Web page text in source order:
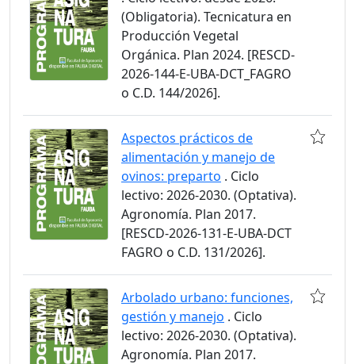
(Obligatoria). Tecnicatura en
Producción Vegetal
Orgánica. Plan 2024. [RESCD-
2026-144-E-UBA-DCT_FAGRO
o C.D. 144/2026].
Aspectos prácticos de
alimentación y manejo de
ovinos: preparto . Ciclo
lectivo: 2026-2030. (Optativa).
Agronomía. Plan 2017.
[RESCD-2026-131-E-UBA-DCT
FAGRO o C.D. 131/2026].
Arbolado urbano: funciones,
gestión y manejo . Ciclo
lectivo: 2026-2030. (Optativa).
Agronomía. Plan 2017.